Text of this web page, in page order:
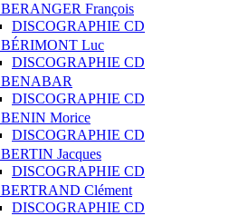
BERANGER François
DISCOGRAPHIE CD
BÉRIMONT Luc
DISCOGRAPHIE CD
BENABAR
DISCOGRAPHIE CD
BENIN Morice
DISCOGRAPHIE CD
BERTIN Jacques
DISCOGRAPHIE CD
BERTRAND Clément
DISCOGRAPHIE CD